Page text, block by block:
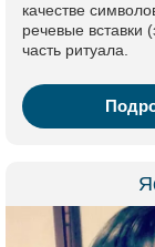
качестве
речевые вставки
часть ритуала.